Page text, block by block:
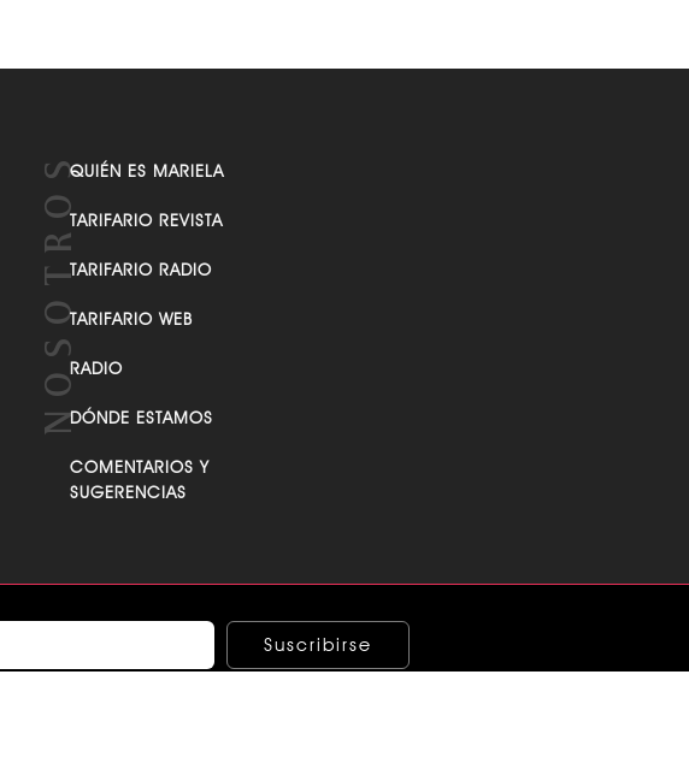
QUIÉN ES MARIELA
TARIFARIO REVISTA
TARIFARIO RADIO
TARIFARIO WEB
RADIO
DÓNDE ESTAMOS
COMENTARIOS Y
SUGERENCIAS
Suscribirse